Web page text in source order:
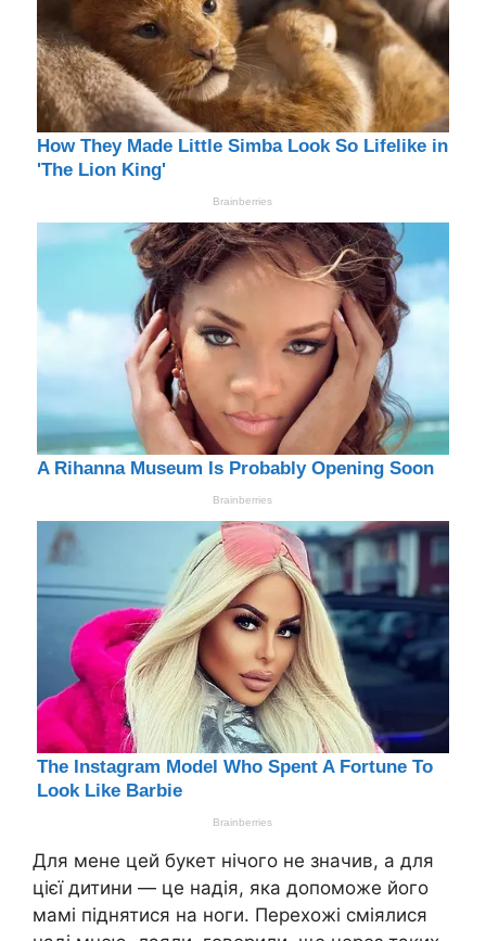
Для мене цей букет нічого не значив, а для
цієї дитини — це надія, яка допоможе його
мамі піднятися на ноги. Перехожі сміялися